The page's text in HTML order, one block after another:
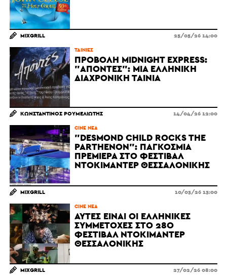
MIXGRILL 25/05/26 14:00
ΤΑΙΝΊΕΣ
ΠΡΟΒΟΛΉ MIDNIGHT EXPRESS:
"ΑΠΌΝΤΕΣ": ΜΙΑ ΕΛΛΗΝΙΚΉ
ΔΙΑΧΡΟΝΙΚΉ ΤΑΙΝΊΑ
ΚΩΝΣΤΑΝΤΊΝΟΣ ΡΟΥΜΕΛΙΏΤΗΣ 14/04/26 12:00
CINE ΝΈΑ
"DESMOND CHILD ROCKS THE
PARTHENON": ΠΑΓΚΌΣΜΙΑ
ΠΡΕΜΙΈΡΑ ΣΤΟ ΦΕΣΤΙΒΆΛ
ΝΤΟΚΙΜΑΝΤΈΡ ΘΕΣΣΑΛΟΝΊΚΗΣ
MIXGRILL 10/03/26 13:00
CINE ΝΈΑ
ΑΥΤΈΣ ΕΊΝΑΙ ΟΙ ΕΛΛΗΝΙΚΈΣ
ΣΥΜΜΕΤΟΧΈΣ ΣΤΟ 28Ο
ΦΕΣΤΙΒΆΛ ΝΤΟΚΙΜΑΝΤΈΡ
ΘΕΣΣΑΛΟΝΊΚΗΣ
MIXGRILL 27/02/26 08:00